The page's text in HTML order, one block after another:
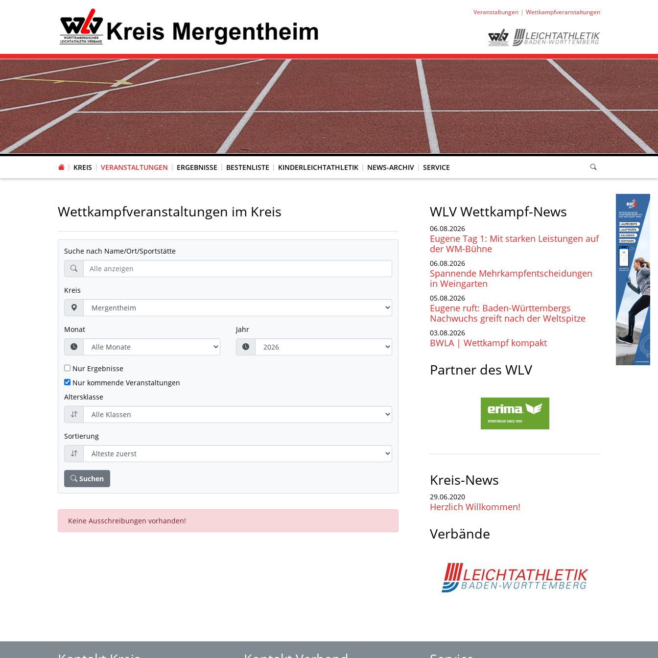
Veranstaltungen Wettkampfveranstaltungen
KREIS VERANSTALTUNGEN ERGEBNISSE BESTENLISTE KINDERLEICHTATHLETIK NEWS-ARCHIV SERVICE
Wettkampfveranstaltungen im Kreis
Suche nach Name/Ort/Sportstätte
Kreis
Monat Jahr
Nur Ergebnisse
Nur kommende Veranstaltungen
Altersklasse
Sortierung
Suchen
Keine Ausschreibungen vorhanden!
WLV Wettkampf-News
06.08.2026
Eugene Tag 1: Mit starken Leistungen auf
der WM-Bühne
06.08.2026
Spannende Mehrkampfentscheidungen
in Weingarten
05.08.2026
Eugene ruft: Baden-Württembergs
Nachwuchs greift nach der Weltspitze
03.08.2026
BWLA | Wettkampf kompakt
Partner des WLV
Kreis-News
29.06.2020
Herzlich Willkommen!
Verbände